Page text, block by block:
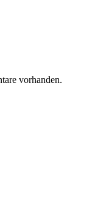
vorhanden.